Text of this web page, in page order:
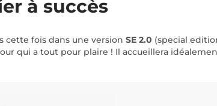
à succès
cette fois dans une version SE 2.0 (special
qui a tout pour plaire ! Il accueillera